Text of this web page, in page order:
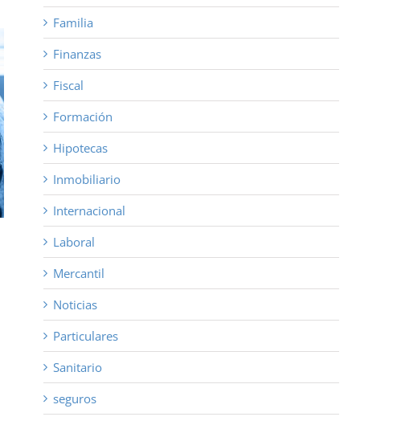
Familia
Finanzas
Fiscal
Formación
Hipotecas
Inmobiliario
Internacional
Laboral
Mercantil
Noticias
Particulares
Sanitario
seguros